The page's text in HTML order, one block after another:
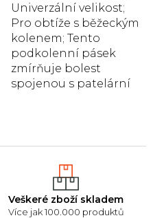
Veškeré zboží skladem
Více jak 100.000 produktů
Univerzální velikost;
Pro obtíže s běžeckým
kolenem; Tento
podkolenní pásek
zmírňuje bolest
spojenou s patelární